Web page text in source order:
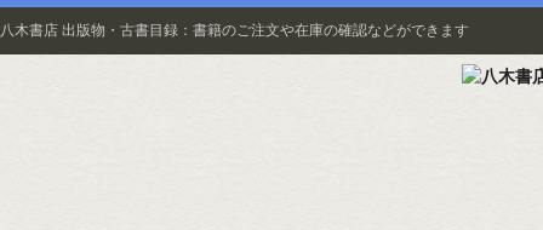
八木書店 出版物・古書目録：書籍のご注文や在庫の確認などができます